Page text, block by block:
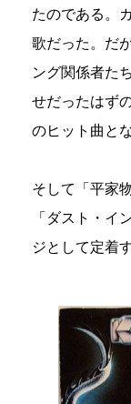
たのである。
歌だった。だ
ング関係者た
せだったはず
のヒット曲と
そして「平家
「ダスト・イ
ジとして定着